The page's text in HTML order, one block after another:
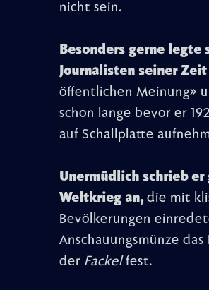
nicht sein.
Besonders gerne
Journalisten seiner Zeit
öffentlichen Meinung»
schon lange bevor er
auf Schallplatte
Unermüdlich schrieb
Weltkrieg an,die mit
Bevölkerungen
Anschauungsmünze
der Fackelfest.